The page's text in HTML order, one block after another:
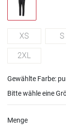
XS S
2XL
Gewählte Farbe:
Bitte wähle eine
Menge